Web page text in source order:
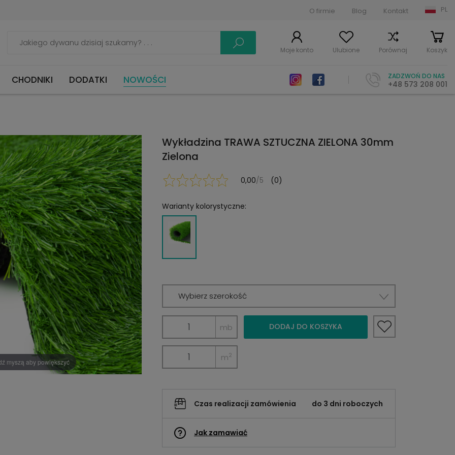
O firmie Blog Kontakt PL
Moje konto Ulubione Porównaj Koszyk
CHODNIKI DODATKI NOWOŚCI ZADZWOŃ DO NAS
+48 573 208 001
myszą aby powiększyć
Wykładzina TRAWA SZTUCZNA ZIELONA 30mm
Zielona
0,00/5 (0)
Warianty kolorystyczne:
Wybierz szerokość
mb DODAJ DO KOSZYKA
m2
Czas realizacji zamówienia do 3 dni roboczych
Jak zamawiać